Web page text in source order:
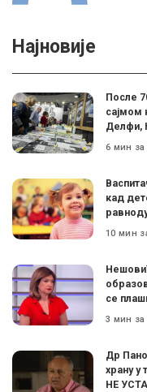
Најновије
После
сајмом
Делфи,
6 мин
кад
10 мин
се
3 мин
Др
храну у
НЕ